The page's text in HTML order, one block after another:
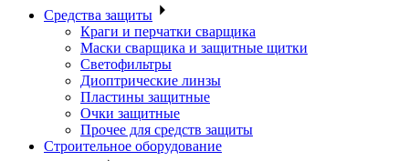
Средства защиты
Краги и перчатки сварщика
Маски сварщика и защитные щитки
Светофильтры
Диоптрические линзы
Пластины защитные
Очки защитные
Прочее для средств защиты
Строительное оборудование